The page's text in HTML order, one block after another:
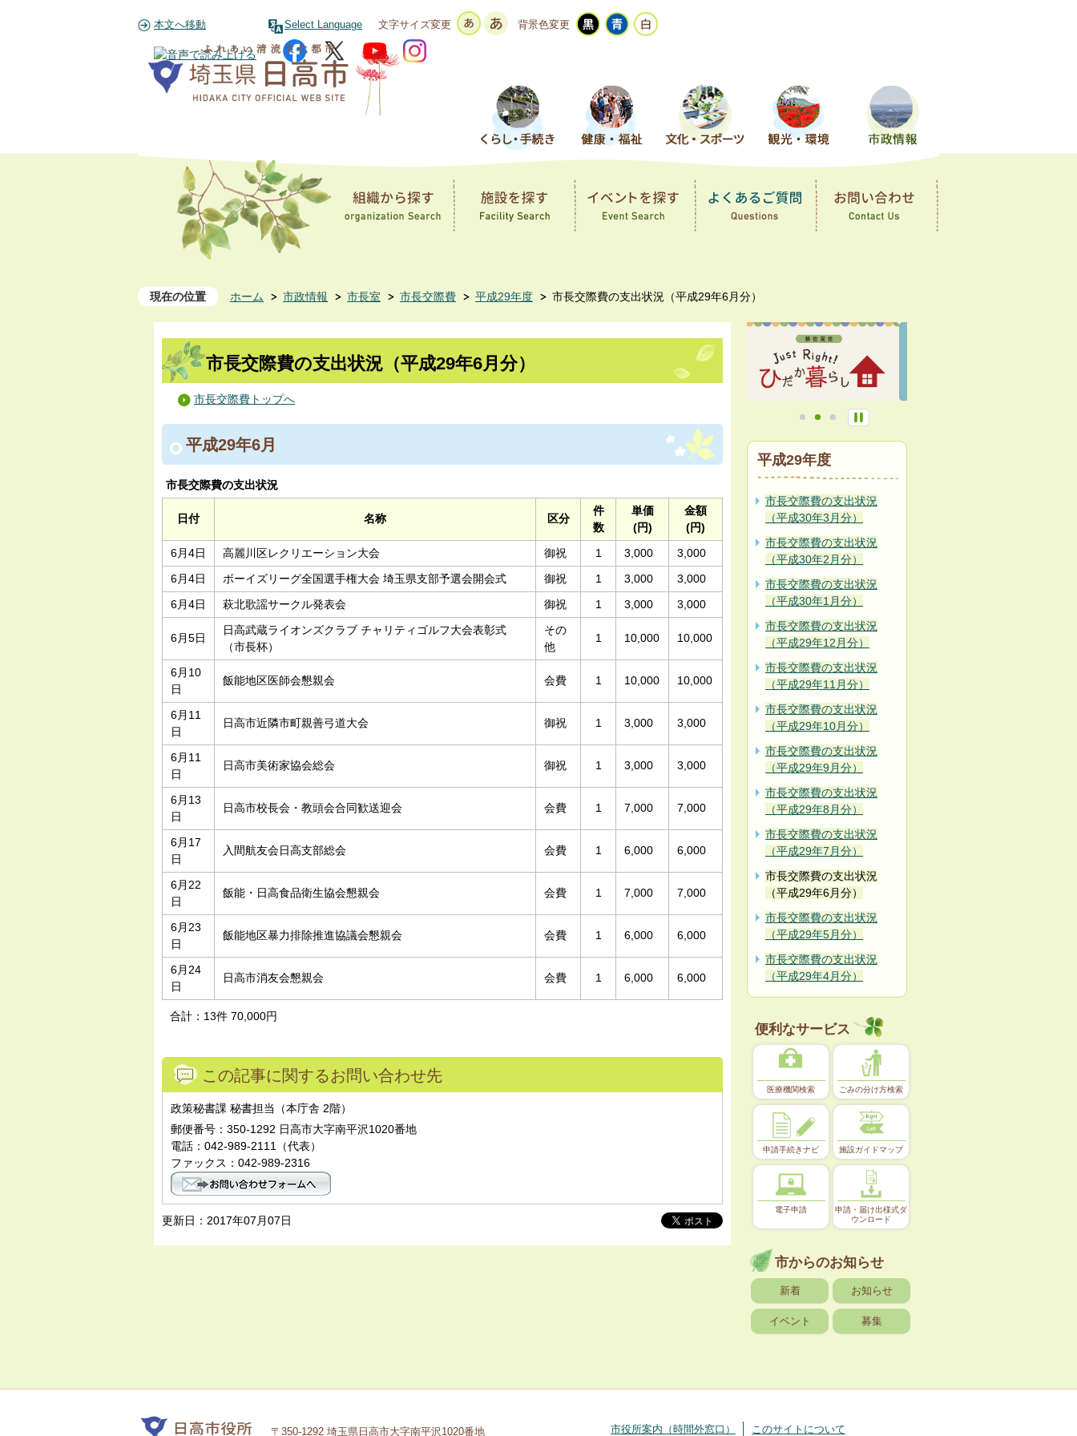
本文へ移動 Select Language 文字サイズ変更 背景色変更
現在の位置 ホーム 市政情報 市長室 市長交際費 平成29年度 市長交際費の支出状況（平成29年6月分）
市長交際費の支出状況（平成29年6月分）
市長交際費トップへ
平成29年6月
市長交際費の支出状況
日付 名称 区分
件
数
単価
(円)
金額
(円)
6月4日
高麗川区レクリエーション大会 御祝 1 3,000
3,000
6月4日
ボーイズリーグ全国選手権大会 埼玉県支部予選会開会式 御祝 1 3,000
3,000
6月4日
萩北歌謡サークル発表会 御祝 1 3,000 3,000
6月5日
日高武蔵ライオンズクラブ チャリティゴルフ大会表彰式
（市長杯）
その
他
1 10,000 10,000
6月10
日
飯能地区医師会懇親会 会費 1 10,000 10,000
6月11
日
日高市近隣市町親善弓道大会 御祝 1 3,000 3,000
6月11
日
日高市美術家協会総会 御祝 1 3,000 3,000
6月13
日
日高市校長会・教頭会合同歓送迎会 会費 1 7,000 7,000
6月17
日
入間航友会日高支部総会 会費 1 6,000 6,000
6月22
日
飯能・日高食品衛生協会懇親会 会費 1 7,000 7,000
6月23
日
飯能地区暴力排除推進協議会懇親会 会費 1 6,000 6,000
6月24
日
日高市消友会懇親会 会費 1 6,000 6,000
合計：13件 70,000円
この記事に関するお問い合わせ先
政策秘書課 秘書担当（本庁舎 2階）
郵便番号：350-1292 日高市大字南平沢1020番地
電話：042-989-2111（代表）
ファックス：042-989-2316
更新日：2017年07月07日
平成29年度
市長交際費の支出状況
（平成30年3月分）
市長交際費の支出状況
（平成30年2月分）
市長交際費の支出状況
（平成30年1月分）
市長交際費の支出状況
（平成29年12月分）
市長交際費の支出状況
（平成29年11月分）
市長交際費の支出状況
（平成29年10月分）
市長交際費の支出状況
（平成29年9月分）
市長交際費の支出状況
（平成29年8月分）
市長交際費の支出状況
（平成29年7月分）
市長交際費の支出状況
（平成29年6月分）
市長交際費の支出状況
（平成29年5月分）
市長交際費の支出状況
（平成29年4月分）
便利なサービス
医療機関検索 ごみの分け方検索
申請手続きナビ 施設ガイドマップ
電子申請
申請・届け出様式ダ
ウンロード
市からのお知らせ
新着 お知らせ
イベント 募集
〒350-1292 埼玉県日高市大字南平沢1020番地 市役所案内（時間外窓口） このサイトについて